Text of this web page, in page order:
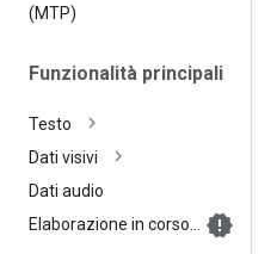
(MTP)
Funzionalità principali
Testo
Dati visivi
Dati audio
Elaborazione in corso…